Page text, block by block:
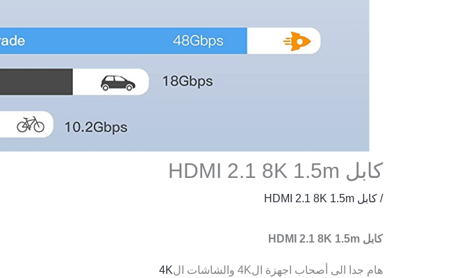
كابل HDMI 2.1 8K 1.5m
/ كابل HDMI 2.1 8K 1.5m
كابل HDMI 2.1 8K 1.5m
هام جدا الى أصحاب اجهزة ال4K والشاشات ال
4K